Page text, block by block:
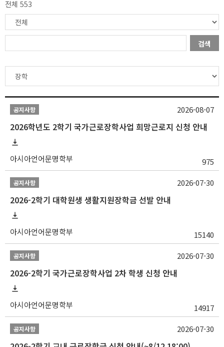
전체 553
검색
공지사항
2026학년도 2학기 국가근로장학사업 희망근로지 신청 안내
아시아언어문명학부 975
2026-08-07
공지사항
2026-2학기 대학원생 생활지원장학금 선발 안내
아시아언어문명학부 15140
2026-07-30
공지사항
2026-2학기 국가근로장학사업 2차 학생 신청 안내
아시아언어문명학부 14917
2026-07-30
공지사항 2026-07-30